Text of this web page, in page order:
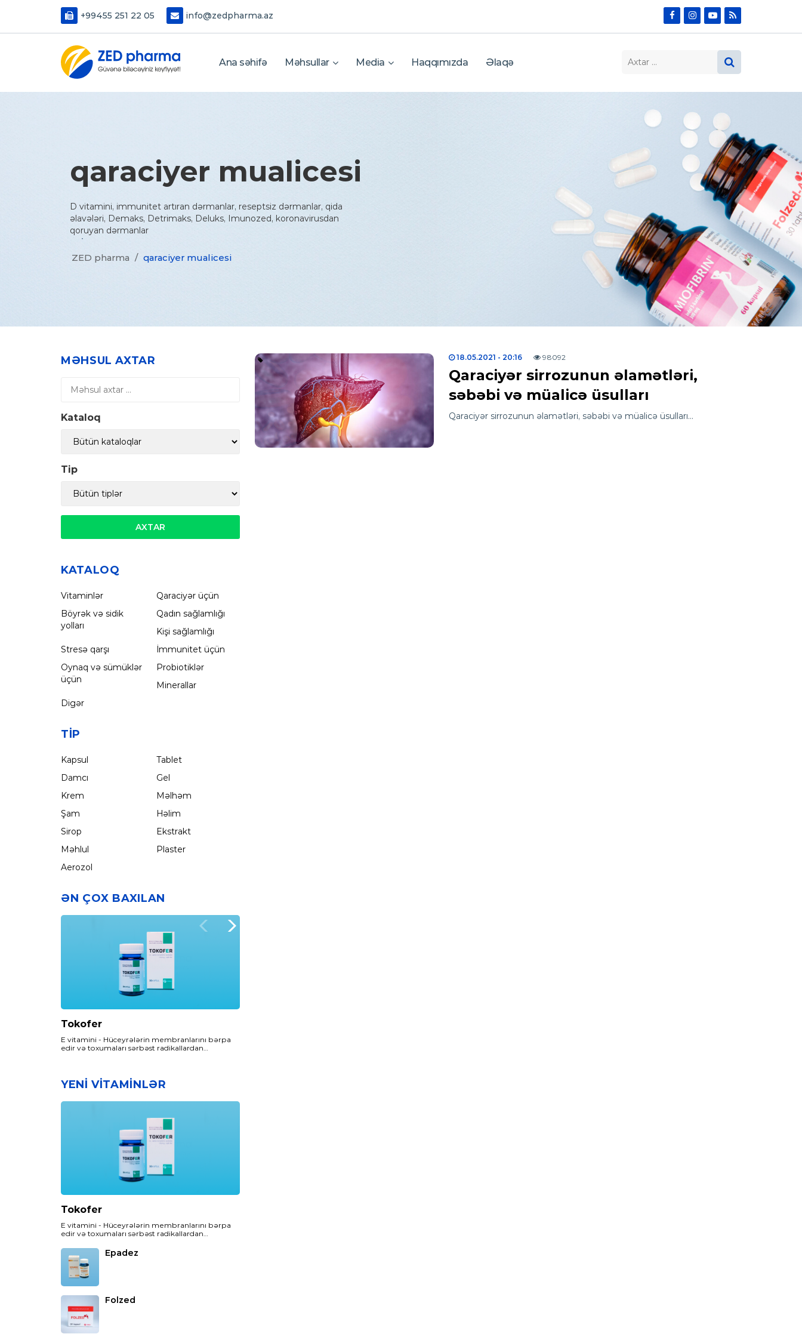
+99455 251 22 05 info@zedpharma.az
Ana səhifə Məhsullar Media Haqqımızda Əlaqə
qaraciyer mualicesi
D vitamini, immunitet artıran dərmanlar, reseptsiz dərmanlar, qida
əlavələri, Demaks, Detrimaks, Deluks, Imunozed, koronavirusdan
qoruyan dərmanlar
ZED pharma / qaraciyer mualicesi
18.05.2021 - 20:16 98092
Qaraciyər sirrozunun əlamətləri,
səbəbi və müalicə üsulları
Qaraciyər sirrozunun əlamətləri, səbəbi və müalicə üsulları…
MƏHSUL AXTAR
Kataloq
Tip
KATALOQ
Vitaminlər
Qaraciyər üçün
Böyrək və sidik
yolları
Qadın sağlamlığı
Kişi sağlamlığı
Stresə qarşı
İmmunitet üçün
Oynaq və sümüklər
üçün
Probiotiklər
Minerallar
Digər
TIP
Kapsul
Tablet
Damcı
Gel
Krem
Məlhəm
Şam
Həlim
Sirop
Ekstrakt
Məhlul
Plaster
Aerozol
ƏN ÇOX BAXILAN
Tokofer
E vitamini - Hüceyrələrin membranlarını bərpa
edir və toxumaları sərbəst radikallardan
Epadez
Epadez preparatının tərkibində olan Omega- 3
Balıq Yağı - insan orqanizmində sintez
Folzed
Folzed ilə sağlam və təhlükəsiz hamiləlik dövrü
keçirəcəksiniz…
YENI VITAMINLƏR
Tokofer
E vitamini - Hüceyrələrin membranlarını bərpa
edir və toxumaları sərbəst radikallardan
qoruyur.
Epadez
Folzed